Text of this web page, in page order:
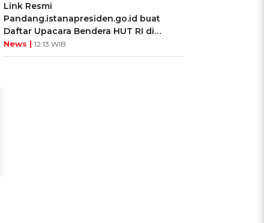
Link Resmi
Pandang.istanapresiden.go.id buat
Daftar Upacara Bendera HUT RI di
Istana Negara
News | 12:13 WIB